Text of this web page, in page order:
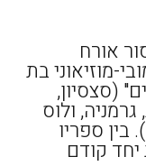
אורח
מוזיאוני בת
(סצסיון,
ולוס
בין ספריו
יחד קודם